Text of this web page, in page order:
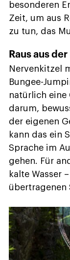
besonderen
Zeit, um aus
zu tun, das
Raus aus
Nervenkitzel
Bungee-
natürlich eine
darum,
der eigenen
kann das ein
Sprache im
gehen. Für
kalte Wasser
übertragenen